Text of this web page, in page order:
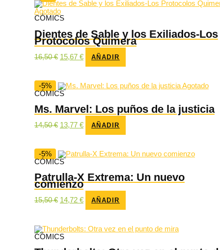
Agotado
CÓMICS
Dientes de Sable y los Exiliados-Los
Protocolos Quimera
16,50€ El
16,50 €.
15,67 €El
15,67 €.
AÑADIR
-5%
Agotado
CÓMICS
Ms. Marvel: Los puños de la justicia
14,50€ El
14,50 €.
13,77 €El
13,77 €.
AÑADIR
-5%
CÓMICS
Patrulla-X Extrema: Un nuevo
comienzo
15,50€ El
15,50 €.
14,72 €El
14,72 €.
AÑADIR
CÓMICS